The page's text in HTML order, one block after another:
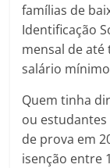
famílias de
Identificação
mensal de
salário
Quem tinha
ou
de prova em
isenção entre